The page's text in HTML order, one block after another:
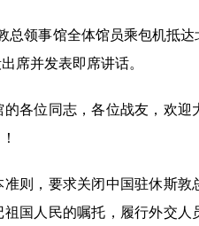
领事馆全体馆员乘包机抵达
席并发表即席讲话。
位同志，各位战友，欢迎
，要求关闭中国驻休斯敦
国人民的嘱托，履行外交